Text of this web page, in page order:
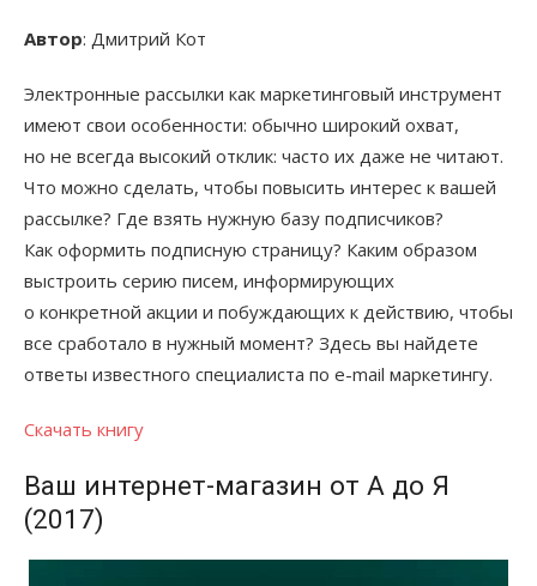
Автор: Дмитрий Кот
Электронные рассылки как маркетинговый инструмент
имеют свои особенности: обычно широкий охват,
но не всегда высокий отклик: часто их даже не читают.
Что можно сделать, чтобы повысить интерес к вашей
рассылке? Где взять нужную базу подписчиков?
Как оформить подписную страницу? Каким образом
выстроить серию писем, информирующих
о конкретной акции и побуждающих к действию, чтобы
все сработало в нужный момент? Здесь вы найдете
ответы известного специалиста по е-mail маркетингу.
Скачать книгу
Ваш интернет-магазин от А до Я
(2017)